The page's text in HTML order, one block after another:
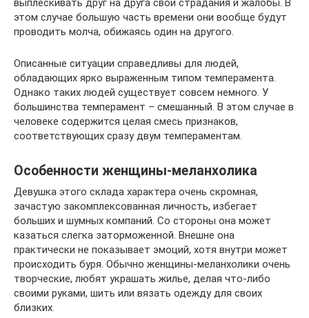
выплескивать друг на друга свои страдания и жалобы. В
этом случае большую часть времени они вообще будут
проводить молча, обижаясь один на другого.
Описанные ситуации справедливы для людей,
обладающих ярко выраженным типом темперамента.
Однако таких людей существует совсем немного. У
большинства темперамент – смешанный. В этом случае в
человеке содержится целая смесь признаков,
соответствующих сразу двум темпераментам.
Особенности женщины-меланхолика
Девушка этого склада характера очень скромная,
зачастую закомплексованная личность, избегает
больших и шумных компаний. Со стороны она может
казаться слегка заторможенной. Внешне она
практически не показывает эмоций, хотя внутри может
происходить буря. Обычно женщины-меланхолики очень
творческие, любят украшать жилье, делая что-либо
своими руками, шить или вязать одежду для своих
близких.